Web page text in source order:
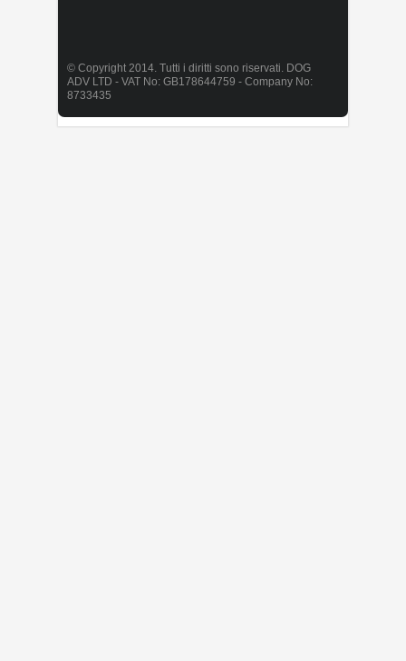
© Copyright 2014. Tutti i diritti sono riservati. DOG
ADV LTD - VAT No: GB178644759 - Company No:
8733435